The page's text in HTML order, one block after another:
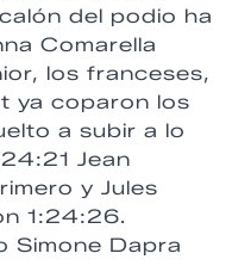
del podio ha
Comarella
los franceses,
ya coparon los
a subir a lo
Jean
y Jules
1:24:26.
Simone Dapra